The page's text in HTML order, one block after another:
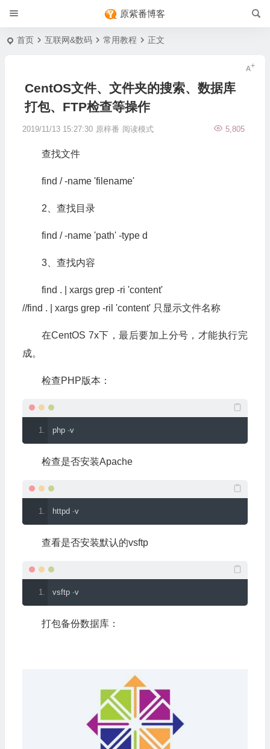
原紫番博客
首页 互联网&数码 常用教程 正文
CentOS文件、文件夹的搜索、数据库
打包、FTP检查等操作
2019/11/13 15:27:30 原梓番 5,805
阅读模式
查找文件
find / -name 'filename'
2、查找目录
find / -name 'path' -type d
3、查找内容
find . | xargs grep -ri 'content'
//find . | xargs grep -ril 'content' 只显示文件名称
在CentOS 7x下，最后要加上分号，才能执行完
成。
检查PHP版本：
php -v
检查是否安装Apache
httpd -v
查看是否安装默认的vsftp
vsftp -v
打包备份数据库：